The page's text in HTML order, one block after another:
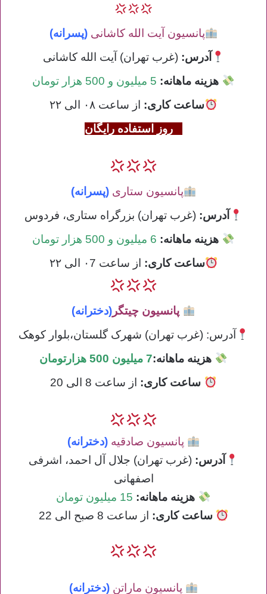
پانسیون آیت الله کاشانی (پسرانه)
آدرس: (غرب تهران) آیت الله کاشانی
هزینه ماهانه: 5 میلیون و 500 هزار تومان
ساعت کاری: از ساعت ۰۸ الی ۲۲
پانسیون ستاری (پسرانه)
آدرس: (غرب تهران) بزرگراه ستاری، فردوس
هزینه ماهانه: 6 میلیون و 500 هزار تومان
ساعت کاری: از ساعت ۰7 الی ۲۲
پانسیون چیتگر (دخترانه)
آدرس: (غرب تهران) شهرک گلستان،بلوار کوهک
هزینه ماهانه:7 میلیون 500 هزارتومان
ساعت کاری: از ساعت 8 الی 20
پانسیون صادقیه (دخترانه)
آدرس: (غرب تهران) جلال آل احمد، اشرفی
اصفهانی
هزینه ماهانه: 15 میلیون تومان
ساعت کاری: از ساعت 8 صبح الی 22
پانسیون ماراتن (دخترانه)